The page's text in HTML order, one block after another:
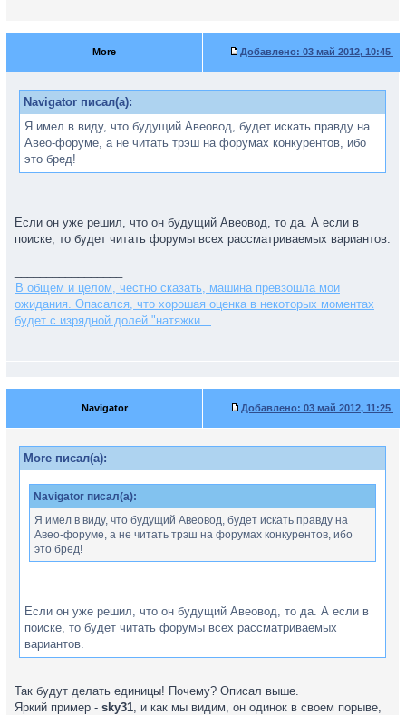
More Добавлено: 03 май 2012, 10:45
Navigator писал(а):
Я имел в виду, что будущий Авеовод, будет искать правду на
Авео-форуме, а не читать трэш на форумах конкурентов, ибо
это бред!
Если он уже решил, что он будущий Авеовод, то да. А если в
поиске, то будет читать форумы всех рассматриваемых вариантов.
В общем и целом, честно сказать, машина превзошла мои
ожидания. Опасался, что хорошая оценка в некоторых моментах
будет с изрядной долей "натяжки...
Navigator Добавлено: 03 май 2012, 11:25
More писал(а):
Navigator писал(а):
Я имел в виду, что будущий Авеовод, будет искать правду на
Авео-форуме, а не читать трэш на форумах конкурентов, ибо
это бред!
Если он уже решил, что он будущий Авеовод, то да. А если в
поиске, то будет читать форумы всех рассматриваемых
вариантов.
Так будут делать единицы! Почему? Описал выше.
Яркий пример - sky31, и как мы видим, он одинок в своем порыве,